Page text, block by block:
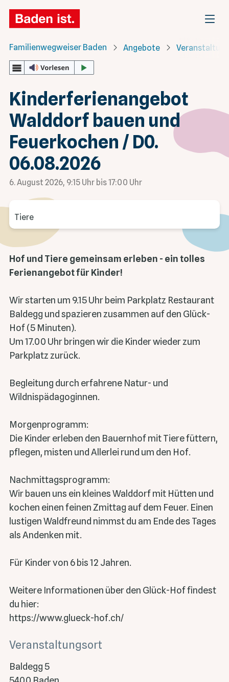
Familienwegweiser Baden Angebote
Kinderferienangebot
Walddorf bauen und
Feuerkochen / D0.
06.08.2026
6. August 2026, 9:15 Uhr bis 17:00 Uhr
Tiere
Hof und Tiere gemeinsam erleben - ein tolles
Ferienangebot für Kinder!
Wir starten um 9.15 Uhr beim Parkplatz Restaurant
Baldegg und spazieren zusammen auf den Glück-
Hof (5 Minuten).
Um 17.00 Uhr bringen wir die Kinder wieder zum
Parkplatz zurück.
Begleitung durch erfahrene Natur- und
Wildnispädagoginnen.
Morgenprogramm:
Die Kinder erleben den Bauernhof mit Tiere füttern,
pflegen, misten und Allerlei rund um den Hof.
Nachmittagsprogramm:
Wir bauen uns ein kleines Walddorf mit Hütten und
kochen einen feinen Zmittag auf dem Feuer. Einen
lustigen Waldfreund nimmst du am Ende des Tages
als Andenken mit.
Für Kinder von 6 bis 12 Jahren.
Weitere Informationen über den Glück-Hof findest
du hier:
https://www.glueck-hof.ch/
Veranstaltungsort
Baldegg 5